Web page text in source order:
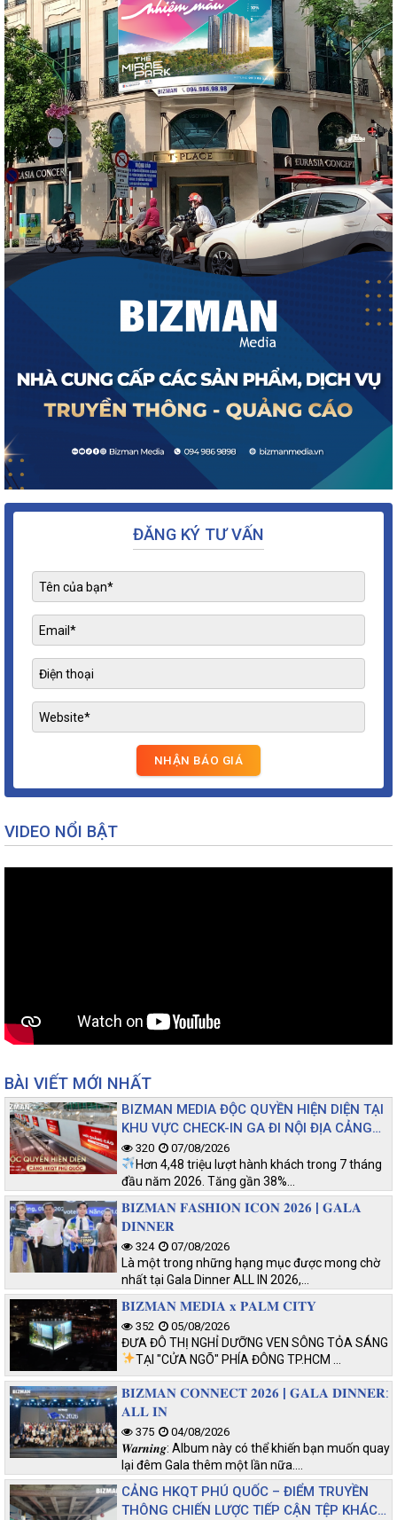
ĐĂNG KÝ TƯ VẤN
VIDEO NỔI BẬT
BÀI VIẾT MỚI NHẤT
BIZMAN MEDIA ĐỘC QUYỀN HIỆN DIỆN TẠI
KHU VỰC CHECK-IN GA ĐI NỘI ĐỊA CẢNG
HKQT PHÚ QUỐC
320 07/08/2026
Hơn 4,48 triệu lượt hành khách trong 7 tháng
đầu năm 2026. Tăng gần 38%…
𝐁𝐈𝐙𝐌𝐀𝐍 𝐅𝐀𝐒𝐇𝐈𝐎𝐍 𝐈𝐂𝐎𝐍 𝟐𝟎𝟐𝟔 | 𝐆𝐀𝐋𝐀
𝐃𝐈𝐍𝐍𝐄𝐑
324 07/08/2026
Là một trong những hạng mục được mong chờ
nhất tại Gala Dinner ALL IN 2026,…
𝐁𝐈𝐙𝐌𝐀𝐍 𝐌𝐄𝐃𝐈𝐀 𝐱 𝐏𝐀𝐋𝐌 𝐂𝐈𝐓𝐘
352 05/08/2026
ĐƯA ĐÔ THỊ NGHỈ DƯỠNG VEN SÔNG TỎA SÁNG
TẠI "CỬA NGÕ" PHÍA ĐÔNG TP.HCM …
𝐁𝐈𝐙𝐌𝐀𝐍 𝐂𝐎𝐍𝐍𝐄𝐂𝐓 𝟐𝟎𝟐𝟔 | 𝐆𝐀𝐋𝐀 𝐃𝐈𝐍𝐍𝐄𝐑:
𝐀𝐋𝐋 𝐈𝐍
375 04/08/2026
𝑾𝒂𝒓𝒏𝒊𝒏𝒈: Album này có thể khiến bạn muốn quay
lại đêm Gala thêm một lần nữa.…
CẢNG HKQT PHÚ QUỐC – ĐIỂM TRUYỀN
THÔNG CHIẾN LƯỢC TIẾP CẬN TỆP KHÁCH